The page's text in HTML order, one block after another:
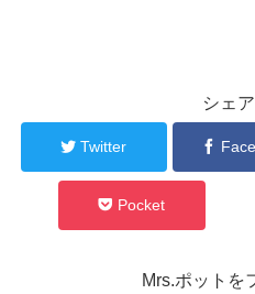
シェ
Twitter
Pocket
Mrs.ポットを